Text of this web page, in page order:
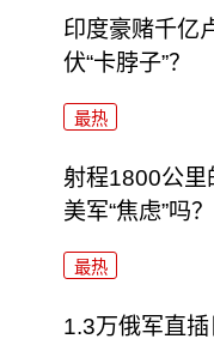
印度豪赌千亿
伏“卡脖子”？
最热
射程1800公里
美军“焦虑”吗？
最热
1.3万俄军直